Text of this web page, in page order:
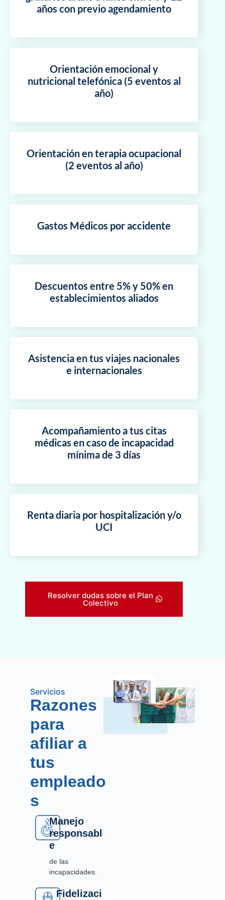
años con previo agendamiento
Orientación emocional y
nutricional telefónica (5 eventos al
año)
Orientación en terapia ocupacional
(2 eventos al año)
Gastos Médicos por accidente
Descuentos entre 5% y 50% en
establecimientos aliados
Asistencia en tus viajes nacionales
e internacionales
Acompañamiento a tus citas
médicas en caso de incapacidad
mínima de 3 días
Renta diaria por hospitalización y/o
UCI
Resolver dudas sobre el Plan
Colectivo
Servicios
Razones
para
afiliar a
tus
empleado
s
Manejo
responsabl
e
de las
incapacidades.
Fidelizaci